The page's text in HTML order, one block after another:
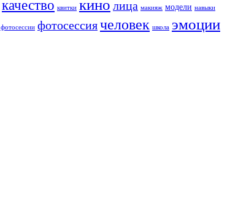
качество квитки кино лица макияж модели навыки
фотосессии фотосессиячеловек школа эмоции